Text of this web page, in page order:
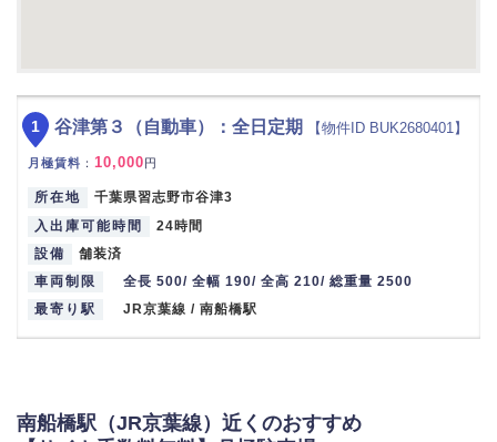
谷津第３（自動車）：全日定期 【物件ID BUK2680401】
月極賃料 ： 10,000円
所在地
千葉県習志野市谷津3
入出庫可能時間
24時間
設備
舗装済
車両制限
全長 500/ 全幅 190/ 全高 210/ 総重量 2500
最寄り駅
JR京葉線 / 南船橋駅
1
南船橋駅（JR京葉線）近くのおすすめ